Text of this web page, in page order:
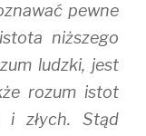
pewne
niższego
ludzki, jest
rozum istot
i złych. Stąd